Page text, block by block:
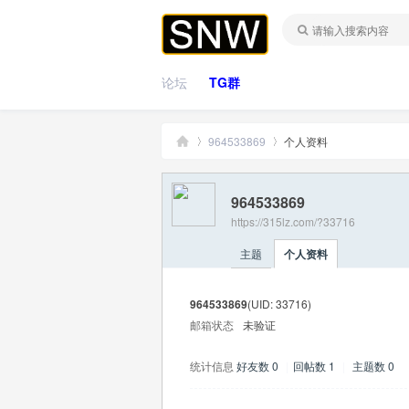
论坛 TG群
964533869 个人资料
964533869
https://315lz.com/?33716
主题 个人资料
964533869(UID: 33716)
邮箱状态 未验证
统计信息 好友数 0 回帖数 1 主题数 0